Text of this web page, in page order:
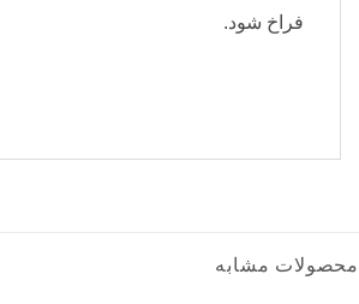
فراخ شود.
محصولات مشابه